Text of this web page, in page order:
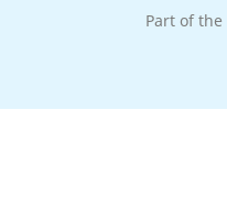
Part of the